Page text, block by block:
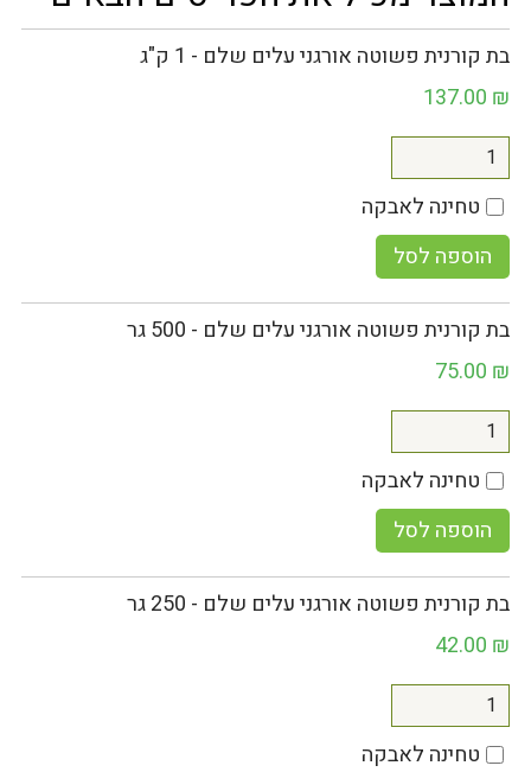
בת קורנית פשוטה אורגני עלים שלם - 1 ק"ג
137.00 ₪
טחינה לאבקה
הוספה לסל
בת קורנית פשוטה אורגני עלים שלם - 500 גר
75.00 ₪
טחינה לאבקה
הוספה לסל
בת קורנית פשוטה אורגני עלים שלם - 250 גר
42.00 ₪
טחינה לאבקה